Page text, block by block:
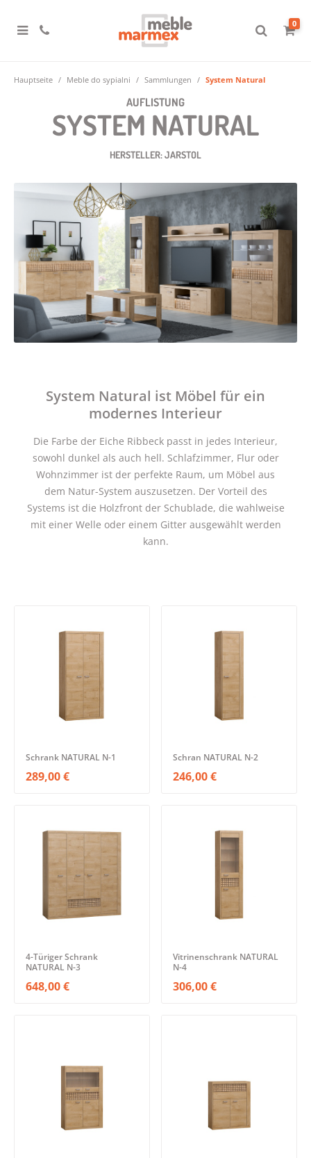
0
Hauptseite Meble do sypialni Sammlungen System Natural
AUFLISTUNG
SYSTEM NATURAL
HERSTELLER: JARSTOL
System Natural ist Möbel für ein
modernes Interieur
Die Farbe der Eiche Ribbeck passt in jedes Interieur,
sowohl dunkel als auch hell. Schlafzimmer, Flur oder
Wohnzimmer ist der perfekte Raum, um Möbel aus
dem Natur-System auszusetzen. Der Vorteil des
Systems ist die Holzfront der Schublade, die wahlweise
mit einer Welle oder einem Gitter ausgewählt werden
kann.
Schrank NATURAL N-1
289,00 €
Schran NATURAL N-2
246,00 €
4-Türiger Schrank
NATURAL N-3
648,00 €
Vitrinenschrank NATURAL
N-4
306,00 €